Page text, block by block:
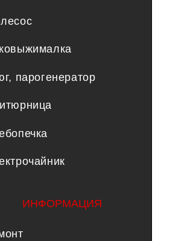
парогенератор
ИНФОРМАЦИЯ